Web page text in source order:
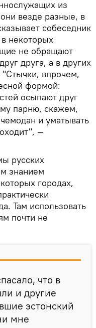
из
везде разные, в
собеседник
некоторых
не обращают
друга, а в других
впрочем,
формой:
осыпают друг
парню, скажем,
и уматывать
—
русских
знанием
городах,
Там использовать
почти не
что в
и другие
эстонский
мне